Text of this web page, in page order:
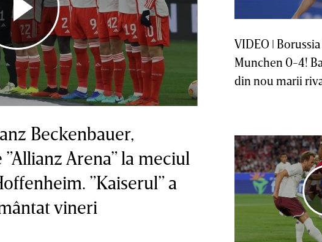
Beckenbauer,
Arena” la meciul
”Kaiserul” a
vineri
VIDEO ǀ
Munchen 0-4!
din nou marii